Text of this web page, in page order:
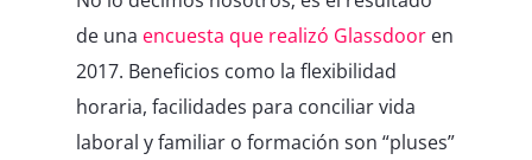
de una encuesta que realizó Glassdoor en
2017. Beneficios como la flexibilidad
horaria, facilidades para conciliar vida
laboral y familiar o formación son “pluses”